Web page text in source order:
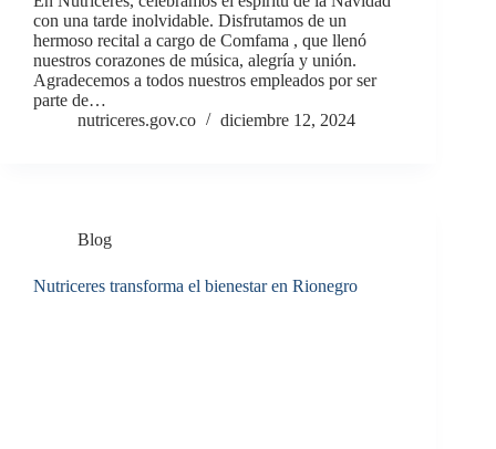
con una tarde inolvidable. Disfrutamos de un
hermoso recital a cargo de Comfama , que llenó
nuestros corazones de música, alegría y unión.
Agradecemos a todos nuestros empleados por ser
parte de…
nutriceres.gov.co
diciembre 12, 2024
Blog
Nutriceres transforma el bienestar en Rionegro